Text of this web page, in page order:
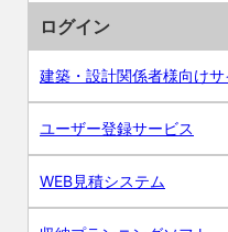
ログイン
建築・設計関係者様向けサ
ユーザー登録サービス
WEB見積システム